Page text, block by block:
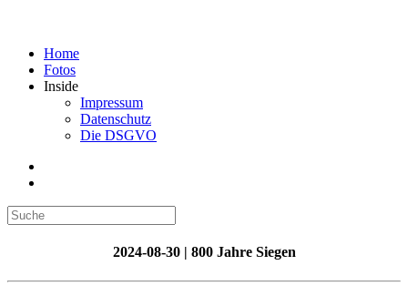
Home
Fotos
Inside
Impressum
Datenschutz
Die DSGVO
2024-08-30 | 800 Jahre Siegen